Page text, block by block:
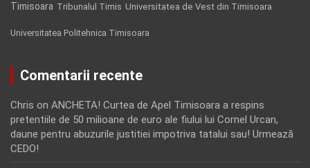
Timisoara Tribunalul Timis Universitatea de Vest din Timisoara
Universitatea Politehnica Timisoara
Comentarii recente
Chris on ANCHETA! Curtea de Apel Timisoara a respins
pretentiile de 50 milioane de euro ale fiului lui Cornel Urcan,
daune pentru abuzurile justitiei impotriva tatalui sau! Urmează
CEDO!